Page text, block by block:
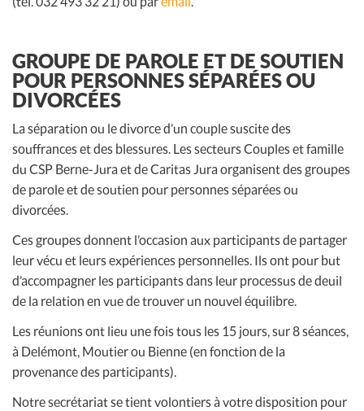
GROUPE DE PAROLE ET DE SOUTIEN
POUR PERSONNES SÉPARÉES OU
DIVORCÉES
La séparation ou le divorce d’un couple suscite des
souffrances et des blessures. Les secteurs Couples et famille
du CSP Berne-Jura et de Caritas Jura organisent des groupes
de parole et de soutien pour personnes séparées ou
divorcées.
Ces groupes donnent l’occasion aux participants de partager
leur vécu et leurs expériences personnelles. Ils ont pour but
d’accompagner les participants dans leur processus de deuil
de la relation en vue de trouver un nouvel équilibre.
Les réunions ont lieu une fois tous les 15 jours, sur 8 séances,
à Delémont, Moutier ou Bienne (en fonction de la
provenance des participants).
Notre secrétariat se tient volontiers à votre disposition pour